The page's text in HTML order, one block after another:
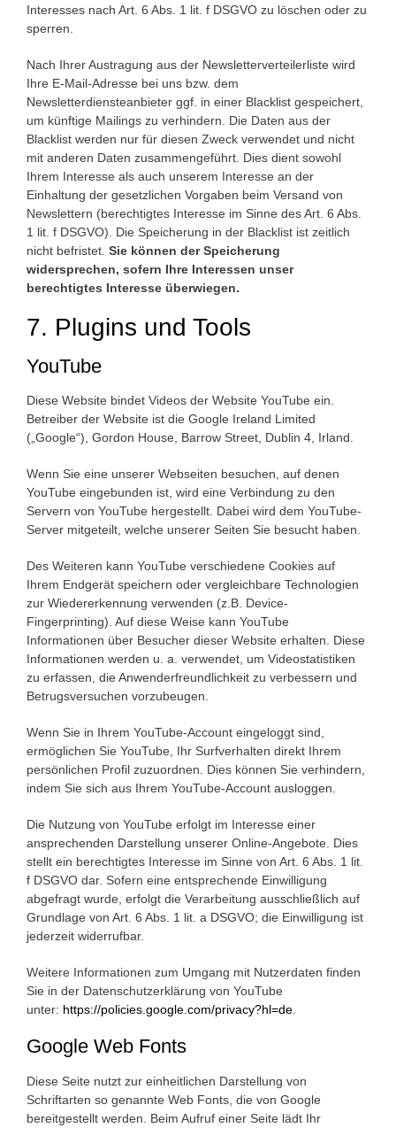
Interesses nach Art. 6 Abs. 1 lit. f DSGVO zu löschen oder zu
sperren.
Nach Ihrer Austragung aus der Newsletterverteilerliste wird
Ihre E-Mail-Adresse bei uns bzw. dem
Newsletterdiensteanbieter ggf. in einer Blacklist gespeichert,
um künftige Mailings zu verhindern. Die Daten aus der
Blacklist werden nur für diesen Zweck verwendet und nicht
mit anderen Daten zusammengeführt. Dies dient sowohl
Ihrem Interesse als auch unserem Interesse an der
Einhaltung der gesetzlichen Vorgaben beim Versand von
Newslettern (berechtigtes Interesse im Sinne des Art. 6 Abs.
1 lit. f DSGVO). Die Speicherung in der Blacklist ist zeitlich
nicht befristet. Sie können der Speicherung
widersprechen, sofern Ihre Interessen unser
berechtigtes Interesse überwiegen.
7. Plugins und Tools
YouTube
Diese Website bindet Videos der Website YouTube ein.
Betreiber der Website ist die Google Ireland Limited
(„Google“), Gordon House, Barrow Street, Dublin 4, Irland.
Wenn Sie eine unserer Webseiten besuchen, auf denen
YouTube eingebunden ist, wird eine Verbindung zu den
Servern von YouTube hergestellt. Dabei wird dem YouTube-
Server mitgeteilt, welche unserer Seiten Sie besucht haben.
Des Weiteren kann YouTube verschiedene Cookies auf
Ihrem Endgerät speichern oder vergleichbare Technologien
zur Wiedererkennung verwenden (z.B. Device-
Fingerprinting). Auf diese Weise kann YouTube
Informationen über Besucher dieser Website erhalten. Diese
Informationen werden u. a. verwendet, um Videostatistiken
zu erfassen, die Anwenderfreundlichkeit zu verbessern und
Betrugsversuchen vorzubeugen.
Wenn Sie in Ihrem YouTube-Account eingeloggt sind,
ermöglichen Sie YouTube, Ihr Surfverhalten direkt Ihrem
persönlichen Profil zuzuordnen. Dies können Sie verhindern,
indem Sie sich aus Ihrem YouTube-Account ausloggen.
Die Nutzung von YouTube erfolgt im Interesse einer
ansprechenden Darstellung unserer Online-Angebote. Dies
stellt ein berechtigtes Interesse im Sinne von Art. 6 Abs. 1 lit.
f DSGVO dar. Sofern eine entsprechende Einwilligung
abgefragt wurde, erfolgt die Verarbeitung ausschließlich auf
Grundlage von Art. 6 Abs. 1 lit. a DSGVO; die Einwilligung ist
jederzeit widerrufbar.
Weitere Informationen zum Umgang mit Nutzerdaten finden
Sie in der Datenschutzerklärung von YouTube
unter: https://policies.google.com/privacy?hl=de.
Google Web Fonts
Diese Seite nutzt zur einheitlichen Darstellung von
Schriftarten so genannte Web Fonts, die von Google
bereitgestellt werden. Beim Aufruf einer Seite lädt Ihr